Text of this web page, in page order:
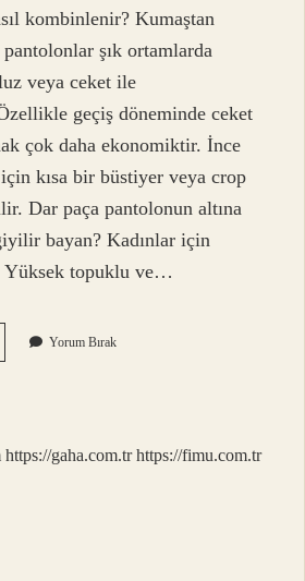
kombinlenir? Kumaştan
şık ortamlarda
veya ceket ile
geçiş döneminde ceket
çok daha ekonomiktir. İnce
kısa bir büstiyer veya crop
Dar paça pantolonun altına
bayan? Kadınlar için
Yüksek topuklu ve…
Yorum Bırak
https://gaha.com.tr https://fimu.com.tr